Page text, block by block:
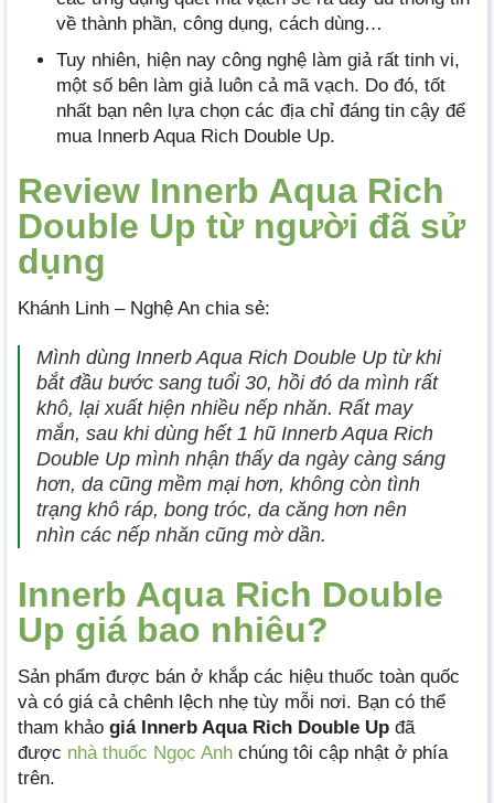
về thành phần, công dụng, cách dùng…
Tuy nhiên, hiện nay công nghệ làm giả rất tinh vi,
một số bên làm giả luôn cả mã vạch. Do đó, tốt
nhất bạn nên lựa chọn các địa chỉ đáng tin cậy để
mua Innerb Aqua Rich Double Up.
Review Innerb Aqua Rich
Double Up từ người đã sử
dụng
Khánh Linh – Nghệ An chia sẻ:
Mình dùng Innerb Aqua Rich Double Up từ khi
bắt đầu bước sang tuổi 30, hồi đó da mình rất
khô, lại xuất hiện nhiều nếp nhăn. Rất may
mắn, sau khi dùng hết 1 hũ Innerb Aqua Rich
Double Up mình nhận thấy da ngày càng sáng
hơn, da cũng mềm mại hơn, không còn tình
trạng khô ráp, bong tróc, da căng hơn nên
nhìn các nếp nhăn cũng mờ dần.
Innerb Aqua Rich Double
Up giá bao nhiêu?
Sản phẩm được bán ở khắp các hiệu thuốc toàn quốc
và có giá cả chênh lệch nhẹ tùy mỗi nơi. Bạn có thể
tham khảo giá Innerb Aqua Rich Double Up đã
được nhà thuốc Ngọc Anh chúng tôi cập nhật ở phía
trên.